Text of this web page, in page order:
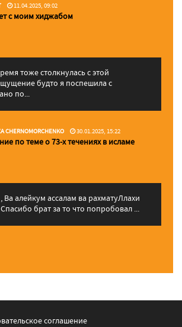
11.04.2025, 09:02
с моим хиджабом
тоже столкнулась с этой
будто я поспешила с
по...
CHERNOMORCHENKO 30.01.2025, 15:22
по теме о 73-х течениях в исламе
брат за то что попробовал ...
соглашение